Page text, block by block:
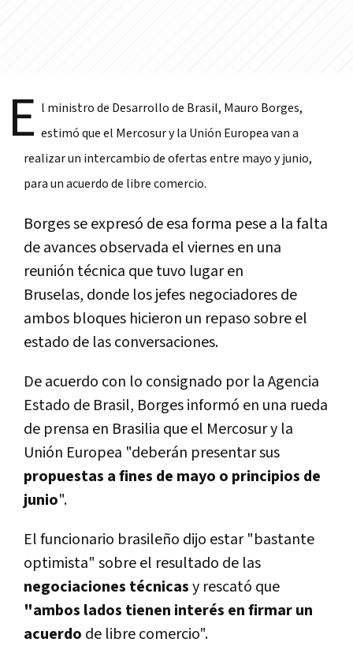
E l ministro de Desarrollo de Brasil, Mauro Borges,
estimó que el Mercosur y la Unión Europeavan a
realizar un intercambio de ofertas entre mayo y junio,
para unacuerdo de libre comercio.
Borges se expresó de esa forma pese a la falta
de avances observada el viernes en una
reunión técnica que tuvo lugar en
Bruselas, donde los jefes negociadores de
ambos bloques hicieron un repaso sobre el
estado de las conversaciones.
De acuerdo con lo consignado por la Agencia
Estado de Brasil, Borges informó en una rueda
de prensa en Brasilia que el Mercosur y la
Unión Europea "deberán presentar sus
propuestas a fines de mayo o principios de
junio".
El funcionario brasileño dijo estar "bastante
optimista" sobre el resultado de las
negociaciones técnicasy rescató que
"ambos lados tienen interés en firmar un
acuerdo de libre comercio".